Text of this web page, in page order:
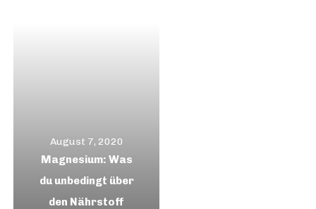
August 7, 2020
Magnesium: Was
du unbedingt über
den Nährstoff